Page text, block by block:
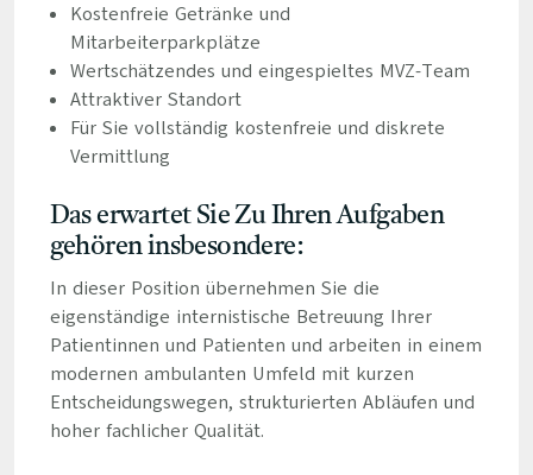
Kostenfreie Getränke und
Mitarbeiterparkplätze
Wertschätzendes und eingespieltes MVZ-Team
Attraktiver Standort
Für Sie vollständig kostenfreie und diskrete
Vermittlung
Das erwartet Sie Zu Ihren Aufgaben
gehören insbesondere:
In dieser Position übernehmen Sie die
eigenständige internistische Betreuung Ihrer
Patientinnen und Patienten und arbeiten in einem
modernen ambulanten Umfeld mit kurzen
Entscheidungswegen, strukturierten Abläufen und
hoher fachlicher Qualität.